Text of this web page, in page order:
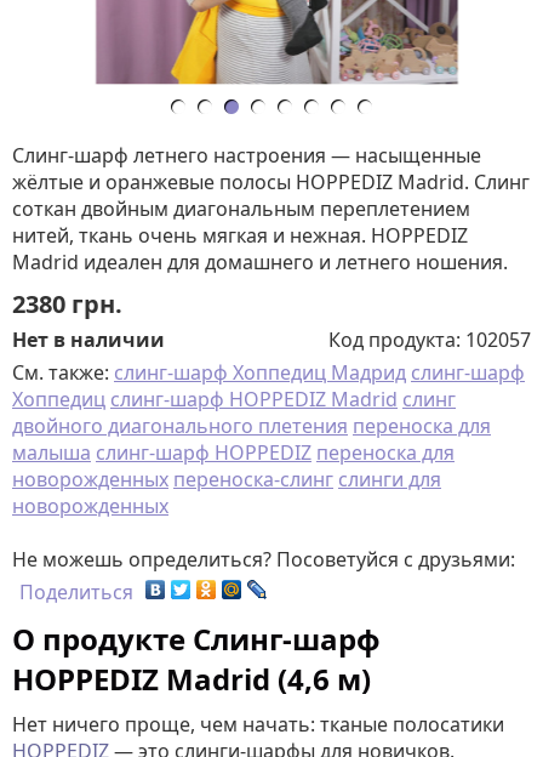
Слинг-шарф летнего настроения — насыщенные
жёлтые и оранжевые полосы HOPPEDIZ Madrid. Слинг
соткан двойным диагональным переплетением
нитей, ткань очень мягкая и нежная. HOPPEDIZ
Madrid идеален для домашнего и летнего ношения.
2380 грн.
Нет в наличии Код продукта: 102057
См. также: слинг-шарф Хоппедиц Мадрид слинг-шарф
Хоппедиц слинг-шарф HOPPEDIZ Madrid слинг
двойного диагонального плетения переноска для
малыша слинг-шарф HOPPEDIZ переноска для
новорожденных переноска-слинг слинги для
новорожденных
Не можешь определиться? Посоветуйся с друзьями:
Поделиться
О продукте Слинг-шарф
HOPPEDIZ Madrid (4,6 м)
Нет ничего проще, чем начать: тканые полосатики
HOPPEDIZ— это слинги-шарфы для новичков.